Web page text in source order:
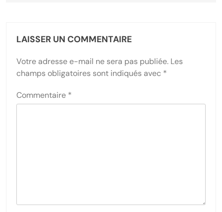
LAISSER UN COMMENTAIRE
Votre adresse e-mail ne sera pas publiée. Les
champs obligatoires sont indiqués avec *
Commentaire *